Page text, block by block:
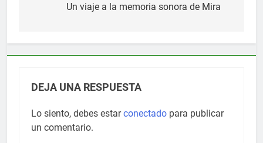
Un viaje a la memoria sonora de Mira
DEJA UNA RESPUESTA
Lo siento, debes estarconectado para publicar
un comentario.